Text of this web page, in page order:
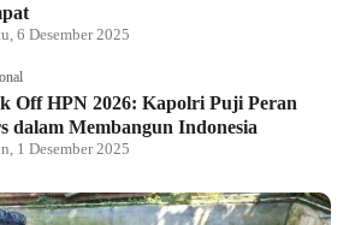
6 Desember 2025
Off HPN 2026: Kapolri Puji Peran
dalam Membangun Indonesia
1 Desember 2025